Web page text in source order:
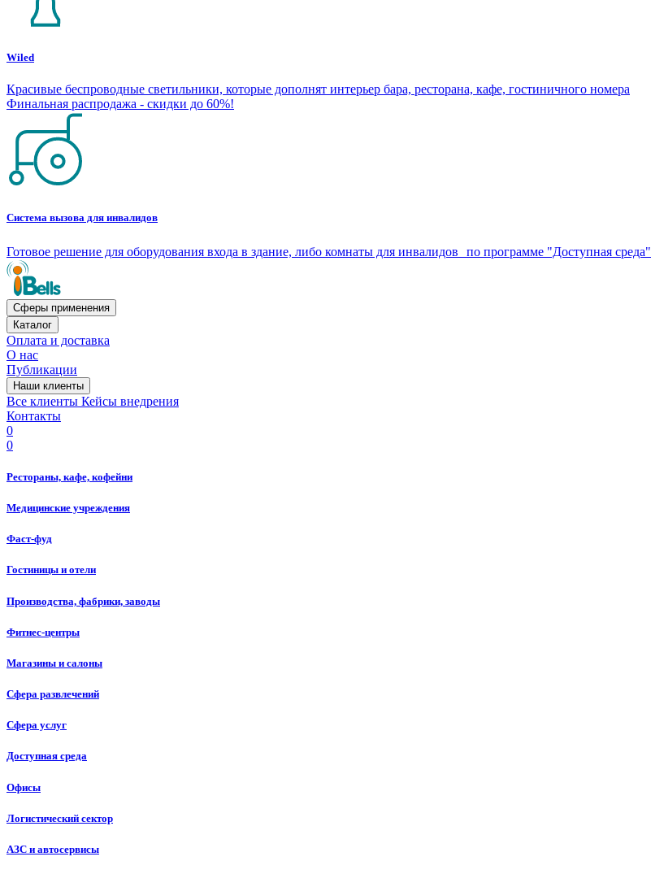
Wiled
Красивые беспроводные светильники, которые дополнят интерьер бара, ресторана, кафе, гостиничного номера
Финальная распродажа - скидки до 60%!
Система вызова для инвалидов
Готовое решение для оборудования входа в здание, либо комнаты для инвалидов по программе "Доступная среда"
Сферы применения
Каталог
Оплата и доставка
О нас
Публикации
Наши клиенты
Все клиенты Кейсы внедрения
Контакты
0
0
Рестораны, кафе, кофейни
Медицинские учреждения
Фаст-фуд
Гостиницы и отели
Производства, фабрики, заводы
Фитнес-центры
Магазины и салоны
Сфера развлечений
Сфера услуг
Доступная среда
Офисы
Логистический сектор
АЗС и автосервисы